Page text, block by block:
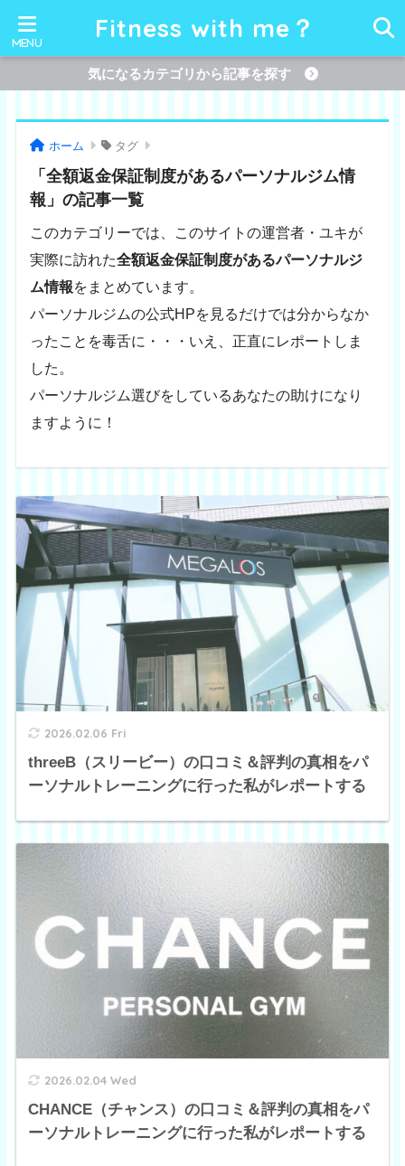
Fitness with me？
気になるカテゴリから記事を探す
ホーム タグ
「全額返金保証制度があるパーソナルジム情
報」の記事一覧
このカテゴリーでは、このサイトの運営者・ユキが
実際に訪れた全額返金保証制度があるパーソナルジ
ム情報をまとめています。
パーソナルジムの公式HPを見るだけでは分からなか
ったことを毒舌に・・・いえ、正直にレポートしま
した。
パーソナルジム選びをしているあなたの助けになり
ますように！
2026.02.06 Fri
threeB（スリービー）の口コミ＆評判の真相をパ
ーソナルトレーニングに行った私がレポートする
2026.02.04 Wed
CHANCE（チャンス）の口コミ＆評判の真相をパ
ーソナルトレーニングに行った私がレポートする